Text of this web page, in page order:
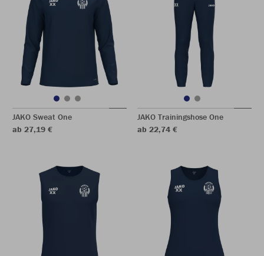
JAKO Sweat One
ab 27,19 €
JAKO Trainingshose One
ab 22,74 €